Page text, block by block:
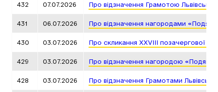
432 07.07.2026 Про відзначення Грамотою
431 06.07.2026 Про відзначення нагородами «Подяка
430 03.07.2026 Про скликання ХХVІІІ позачергової
429 03.07.2026 Про відзначення нагородою «Подяка
428 03.07.2026 Про відзначення Грамотами